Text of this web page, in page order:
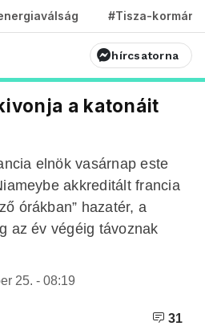
#Tisza-kormány
hírcsatorna
a katonáit
elnök vasárnap este
akkreditált francia
órákban” hazatér, a
az év végéig távoznak
25. - 08:19
31